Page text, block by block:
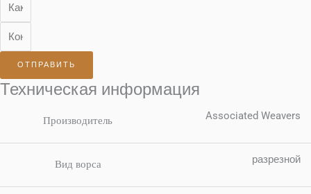
ОТПРАВИТЬ
Техническая информация
Производитель Associated Weavers
Вид ворса разрезной